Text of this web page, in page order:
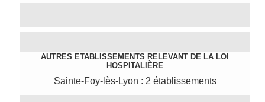
AUTRES ETABLISSEMENTS RELEVANT DE LA LOI
HOSPITALIÈRE
Sainte-Foy-lès-Lyon : 2 établissements